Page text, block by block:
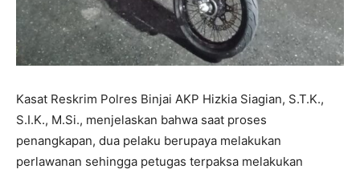
Kasat Reskrim Polres Binjai AKP Hizkia Siagian, S.T.K.,
S.I.K., M.Si., menjelaskan bahwa saat proses
penangkapan, dua pelaku berupaya melakukan
perlawanan sehingga petugas terpaksa melakukan